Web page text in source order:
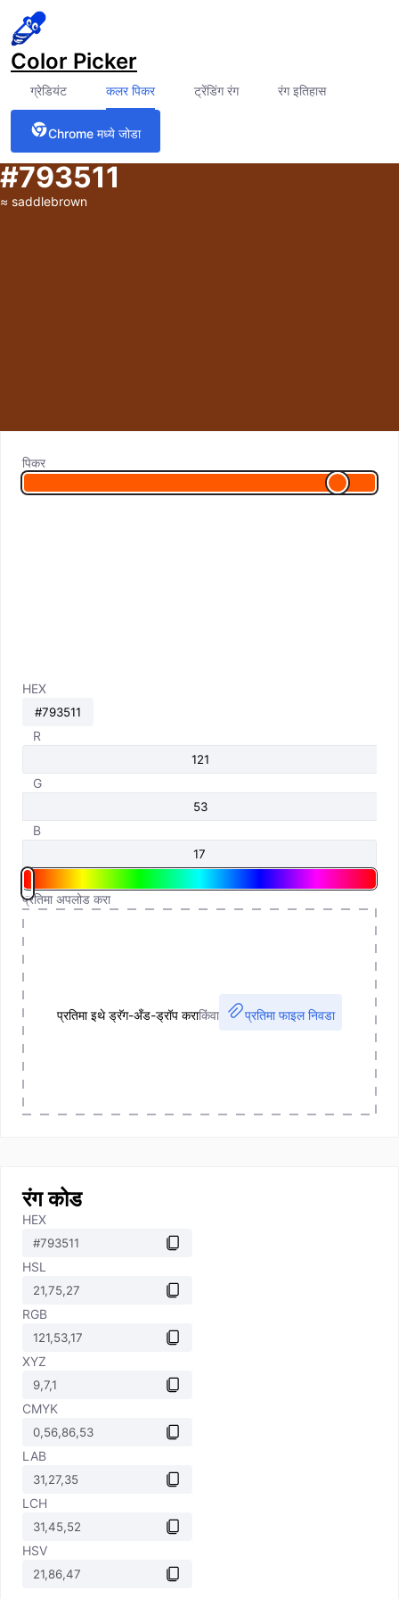
Color Picker
ग्रेडियंट कलर पिकर ट्रेंडिंग रंग रंग इतिहास
Chrome मध्ये जोडा
#793511
≈ saddlebrown
पिकर
HEX
R
G
B
प्रतिमा अपलोड करा
प्रतिमा इथे ड्रॅग-अँड-ड्रॉप कराकिंवा प्रतिमा फाइल निवडा
रंग कोड
HEX
HSL
RGB
XYZ
CMYK
LAB
LCH
HSV